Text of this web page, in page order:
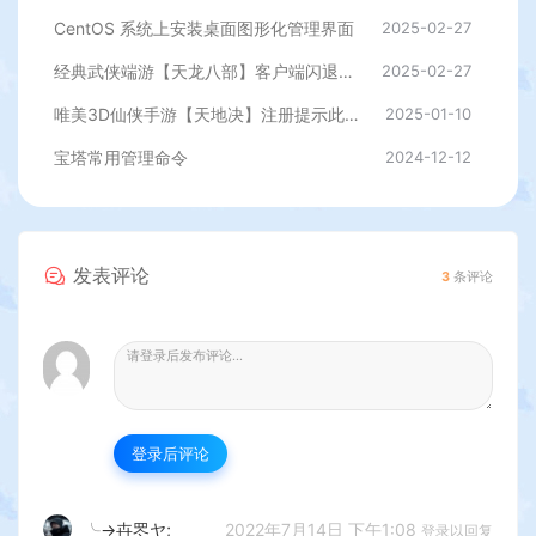
CentOS 系统上安装桌面图形化管理界面 2025-02-27
经典武侠端游【天龙八部】客户端闪退，提示过期等修复插件 2025-02-27
唯美3D仙侠手游【天地决】注册提示此服已关闭注册解决办法 2025-01-10
宝塔常用管理命令 2024-12-12
发表评论 3 条评论
登录后评论
╰→卋罖ヤ; 2022年7月14日 下午1:08 登录以回复